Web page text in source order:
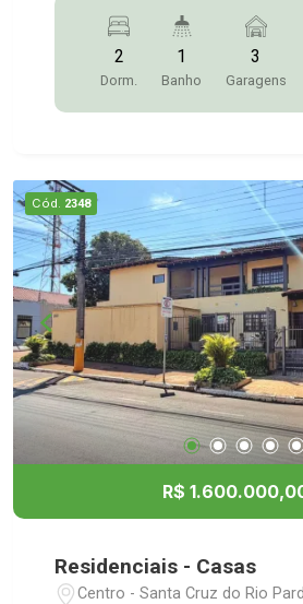
9789/9.9613-5228/3372-2528
2
Dorm.
1
Banho
3
Garagens
Cód. 2348
R$
Residenciais - Casas
Centro - Santa Cruz do Rio